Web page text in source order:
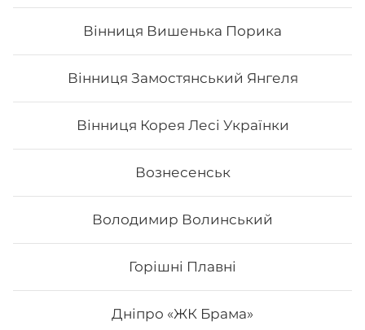
Вінниця Вишенька Порика
Вінниця Замостянський Янгеля
Вінниця Корея Лесі Українки
Вознесенськ
Володимир Волинський
Горішні Плавні
Дніпро «ЖК Брама»
Вага: 295 г Склад: норі, рис, сир філа, тобіко, авокадо,
197₴